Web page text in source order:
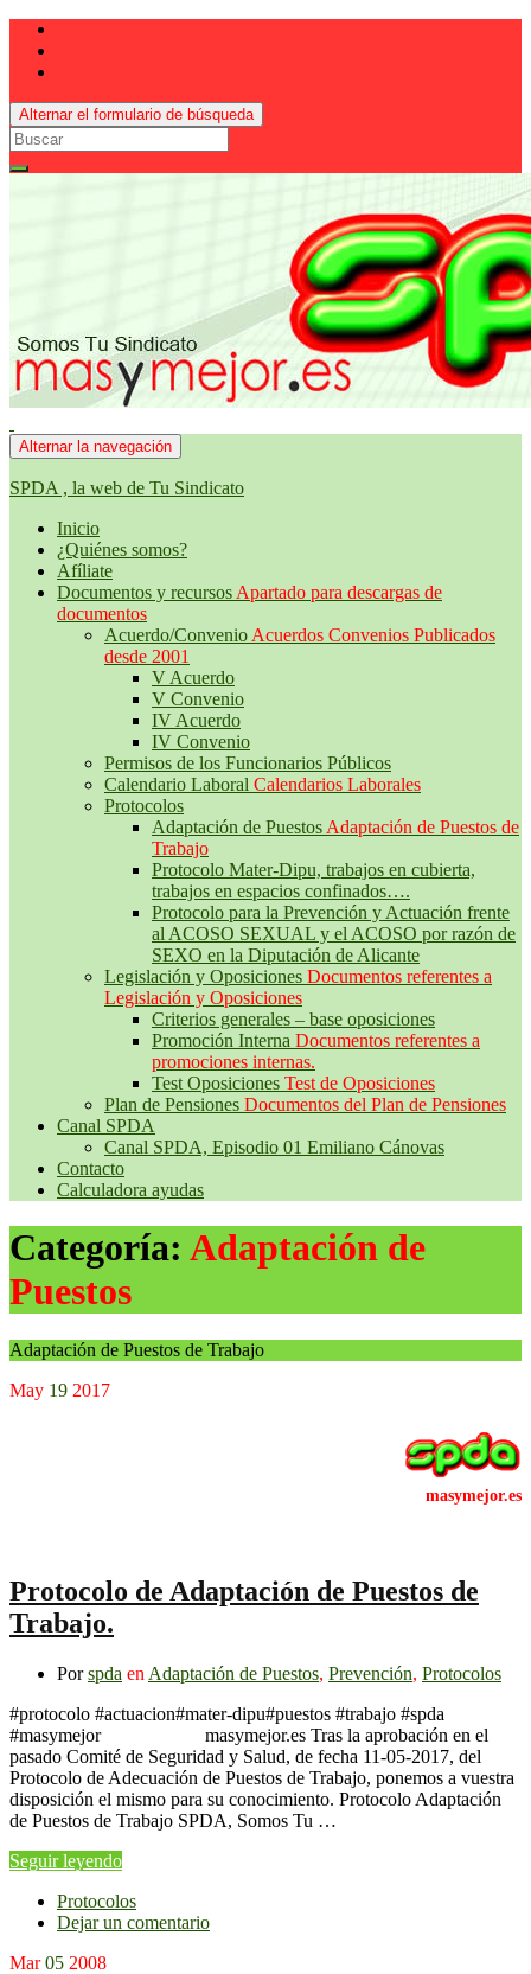
Alternar el formulario de búsqueda
Search
for:
Alternar la navegación
SPDA , la web de Tu Sindicato
Inicio
¿Quiénes somos?
Afíliate
Documentos y recursos Apartado para descargas de
documentos
Acuerdo/Convenio Acuerdos Convenios Publicados
desde 2001
V Acuerdo
V Convenio
IV Acuerdo
IV Convenio
Permisos de los Funcionarios Públicos
Calendario Laboral Calendarios Laborales
Protocolos
Adaptación de Puestos Adaptación de Puestos de
Trabajo
Protocolo Mater-Dipu, trabajos en cubierta,
trabajos en espacios confinados….
Protocolo para la Prevención y Actuación frente
al ACOSO SEXUAL y el ACOSO por razón de
SEXO en la Diputación de Alicante
Legislación y Oposiciones Documentos referentes a
Legislación y Oposiciones
Criterios generales – base oposiciones
Promoción Interna Documentos referentes a
promociones internas.
Test Oposiciones Test de Oposiciones
Plan de Pensiones Documentos del Plan de Pensiones
Canal SPDA
Canal SPDA, Episodio 01 Emiliano Cánovas
Contacto
Calculadora ayudas
Categoría: Adaptación de
Puestos
Adaptación de Puestos de Trabajo
May 19 2017
Protocolo de Adaptación de Puestos de
Trabajo.
Porspda en Adaptación de Puestos, Prevención, Protocolos
#protocolo #actuacion#mater-dipu#puestos #trabajo #spda
#masymejor masymejor.es Tras la aprobación en el
pasado Comité de Seguridad y Salud, de fecha 11-05-2017, del
Protocolo de Adecuación de Puestos de Trabajo, ponemos a vuestra
disposición el mismo para su conocimiento. Protocolo Adaptación
de Puestos de Trabajo SPDA, Somos Tu …
Seguir leyendo
Protocolos
Dejar un comentario
Mar 05 2008